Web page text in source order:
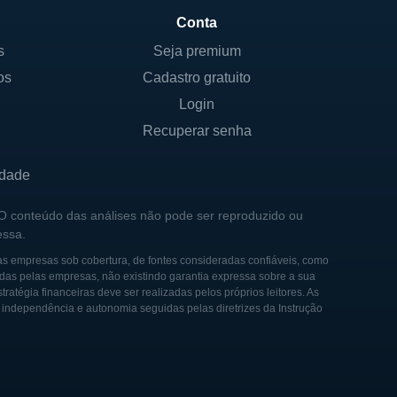
de crescimento e
dos acionistas é
em sua operação.
stakeholders e na busca
governamental no
pelo setor,
se uniu com o
Conta
Seja premium
Cadastro gratuito
Login
Recuperar senha
conteúdo das análises não pode ser reproduzido ou
sob cobertura, de fontes consideradas confiáveis, como
pelas empresas, não existindo garantia expressa sobre a sua
financeiras deve ser realizadas pelos próprios leitores. As
e autonomia seguidas pelas diretrizes da Instrução